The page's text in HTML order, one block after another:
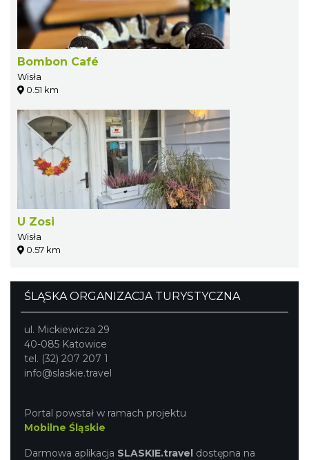
Bombon Café
Wisła
0.51 km
U Zosi
Wisła
0.57 km
ŚLĄSKA ORGANIZACJA TURYSTYCZNA
ul. Mickiewicza 29
40-085 Katowice
tel. (32) 207 207 1
info@slaskie.travel
Portal powstał w ramach projektu
Mobilne Śląskie
Darmowa aplikacja SLASKIE.travel dostępna na